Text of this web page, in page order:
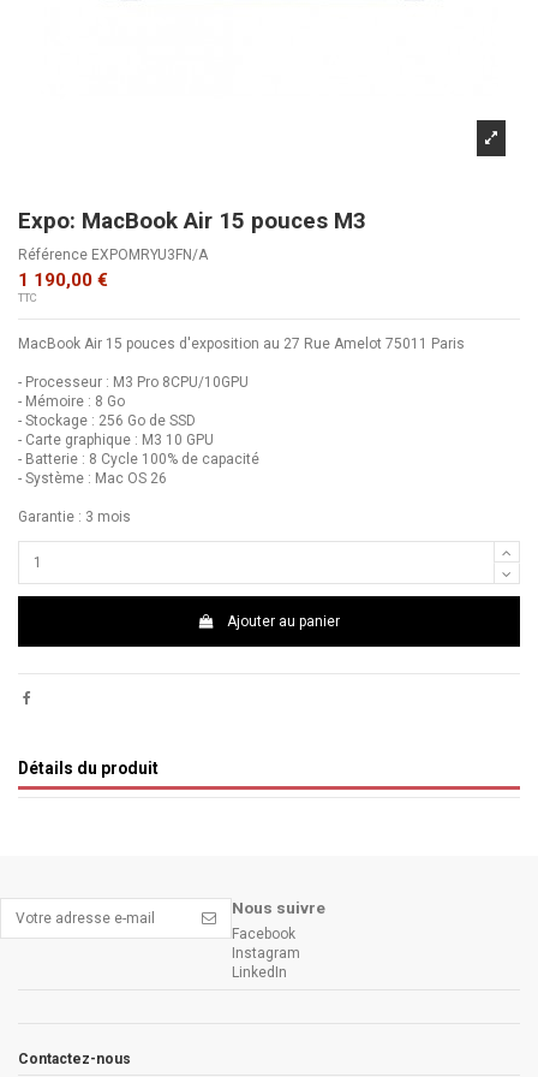
Expo: MacBook Air 15 pouces M3
Référence EXPOMRYU3FN/A
1 190,00 €
TTC
MacBook Air 15 pouces d'exposition au 27 Rue Amelot 75011 Paris
- Processeur : M3 Pro 8CPU/10GPU
- Mémoire : 8 Go
- Stockage : 256 Go de SSD
- Carte graphique : M3 10 GPU
- Batterie : 8 Cycle 100% de capacité
- Système : Mac OS 26
Garantie : 3 mois
Ajouter au panier
Détails du produit
Nous suivre
Facebook
Instagram
LinkedIn
Contactez-nous